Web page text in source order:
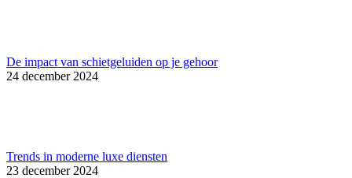
De impact van schietgeluiden op je gehoor
24 december 2024
Trends in moderne luxe diensten
23 december 2024